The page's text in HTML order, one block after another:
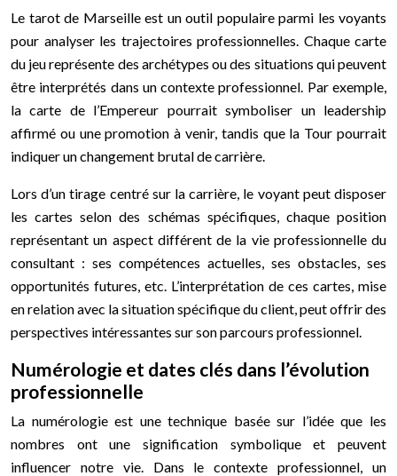
Le tarot de Marseille est un outil populaire parmi les voyants
pour analyser les trajectoires professionnelles. Chaque carte
du jeu représente des archétypes ou des situations qui peuvent
être interprétés dans un contexte professionnel. Par exemple,
la carte de l’Empereur pourrait symboliser un leadership
affirmé ou une promotion à venir, tandis que la Tour pourrait
indiquer un changement brutal de carrière.
Lors d’un tirage centré sur la carrière, le voyant peut disposer
les cartes selon des schémas spécifiques, chaque position
représentant un aspect différent de la vie professionnelle du
consultant : ses compétences actuelles, ses obstacles, ses
opportunités futures, etc. L’interprétation de ces cartes, mise
en relation avec la situation spécifique du client, peut offrir des
perspectives intéressantes sur son parcours professionnel.
Numérologie et dates clés dans l’évolution
professionnelle
La numérologie est une technique basée sur l’idée que les
nombres ont une signification symbolique et peuvent
influencer notre vie. Dans le contexte professionnel, un